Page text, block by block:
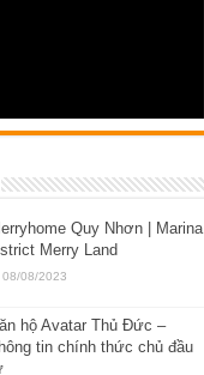
Quy Nhơn | Marina
Merry Land
08/08/2023
hộ Avatar Thủ Đức –
tin chính thức chủ đầu